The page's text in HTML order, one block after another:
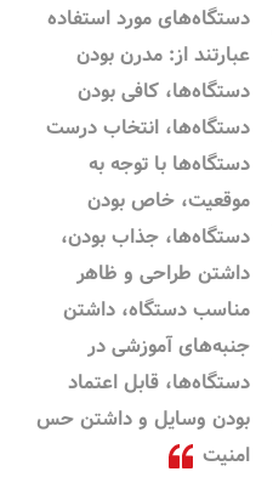
دستگاه‌های مورد استفاده
عبارتند از: مدرن بودن
دستگاه‌ها، کافی بودن
دستگاه‌ها، انتخاب درست
دستگاه‌ها با توجه به
موقعیت، خاص بودن
دستگاه‌ها، جذاب بودن،
داشتن طراحی و ظاهر
مناسب دستگاه، داشتن
جنبه‌های آموزشی در
دستگاه‌ها، قابل اعتماد
بودن وسایل و داشتن حس
امنیت